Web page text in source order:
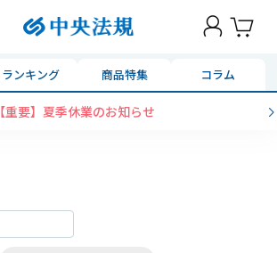
ランキング 商品特集 コラム
コンビニ決済に「セブンイレブン」を追加いたし